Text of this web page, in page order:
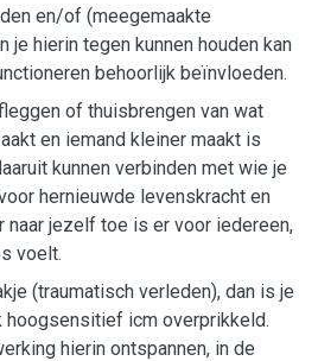
en/of (meegemaakte
je hierin tegen kunnen houden kan
behoorlijk beïnvloeden.
of thuisbrengen van wat
en iemand kleiner maakt is
kunnen verbinden met wie je
hernieuwde levenskracht en
naar jezelf toe is er voor iedereen,
voelt.
(traumatisch verleden), dan is je
hoogsensitief icm overprikkeld.
hierin ontspannen, in de